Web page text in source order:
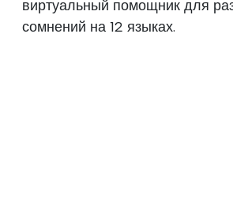
виртуальный помощник для
сомнений на 12 языках.